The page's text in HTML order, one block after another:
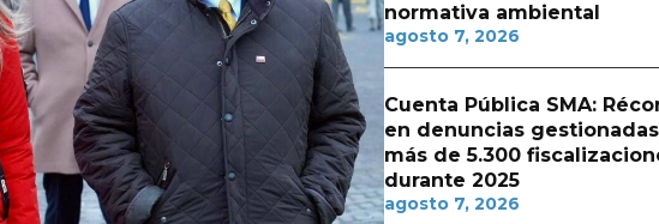
normativa ambiental
agosto 7, 2026
Cuenta Pública SMA:
en denuncias
más de 5.300
durante 2025
agosto 7, 2026